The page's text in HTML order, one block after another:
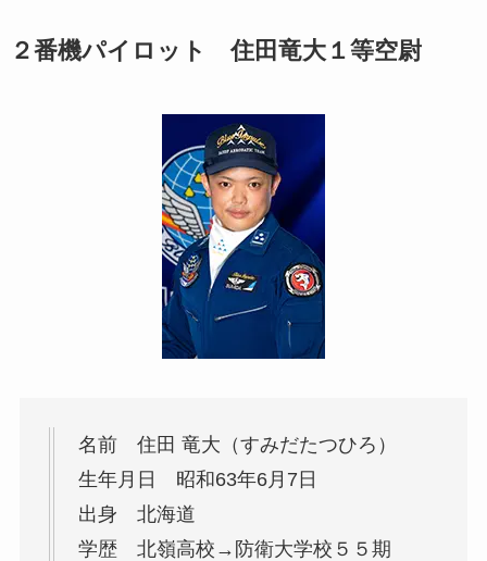
２番機パイロット 住田竜大１等空尉
名前 住田 竜大（すみだたつひろ）
生年月日 昭和63年6月7日
出身 北海道
学歴 北嶺高校→防衛大学校５５期